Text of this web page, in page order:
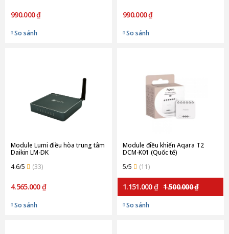
990.000 ₫
So sánh
990.000 ₫
So sánh
Module Lumi điều hòa trung tâm
Daikin LM-DK
4.6/5
(33)
4.565.000 ₫
So sánh
Module điều khiển Aqara T2
DCM-K01 (Quốc tế)
5/5
(11)
1.151.000 ₫ 1.500.000 ₫
So sánh